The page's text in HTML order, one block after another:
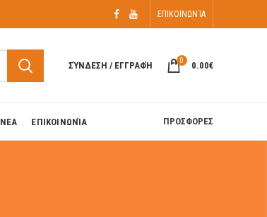
ΕΠΙΚΟΙΝΩΝΊΑ
ΣΎΝΔΕΣΗ / ΕΓΓΡΑΦΉ 0 0.00€
ΝΕΑ ΕΠΙΚΟΙΝΩΝΊΑ ΠΡΟΣΦΟΡΕΣ